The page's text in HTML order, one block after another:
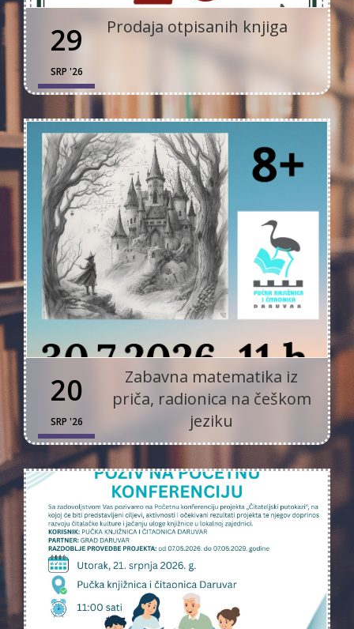
29
SRP '26
Prodaja otpisanih knjiga
20
SRP '26
Zabavna matematika iz
priča, radionica na češkom
jeziku